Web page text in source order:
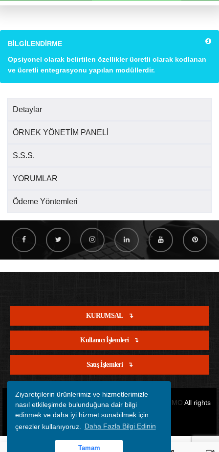
Ziyaretçilerin ürünlerimiz ve hizmetlerimizle
nasıl etkileşimde bulunduğuna dair bilgi
edinmek ve daha iyi hizmet sunabilmek için
çerezler kullanıyoruz.
Daha Fazla Bilgi Edinin
Tamam
BİLGİLENDİRME
Opsiyonel olarak belirtilen özellikler ücretli olarak kodlanan
ve ücretli entegrasyonu yapılan modüllerdir.
Detaylar
ÖRNEK YÖNETİM PANELİ
S.S.S.
YORUMLAR
Ödeme Yöntemleri
KURUMSAL
Kullanıcı İşlemleri
Satış İşlemleri
Copyright © 2012 - 2026 Tüm Hakları Saklıdır. OFİSİMO All rights
reserved.